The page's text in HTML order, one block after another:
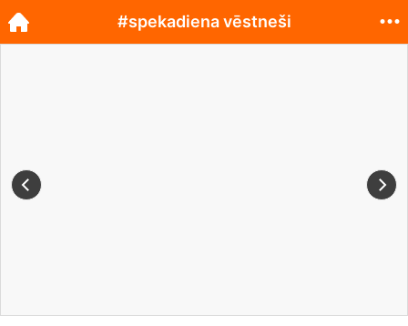
#spekadiena vēstneši